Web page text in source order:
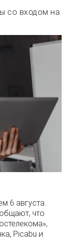
со входом на
6 августа.
что
Picabu и